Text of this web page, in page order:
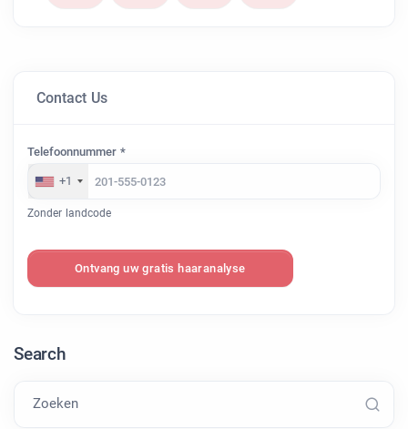
Contact Us
Telefoonnummer *
+1
Zonder landcode
Ontvang uw gratis haaranalyse
Search
Zoeken